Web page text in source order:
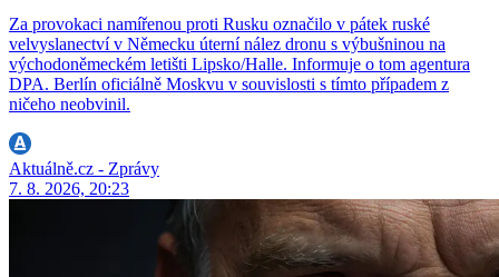
Za provokaci namířenou proti Rusku označilo v pátek ruské
velvyslanectví v Německu úterní nález dronu s výbušninou na
východoněmeckém letišti Lipsko/Halle. Informuje o tom agentura
DPA. Berlín oficiálně Moskvu v souvislosti s tímto případem z
ničeho neobvinil.
Aktuálně.cz - Zprávy
7. 8. 2026, 20:23